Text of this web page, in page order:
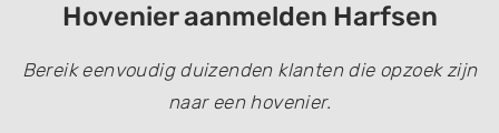
Hovenier aanmelden Harfsen
Bereik eenvoudig duizenden klanten die opzoek zijn
naar een hovenier.